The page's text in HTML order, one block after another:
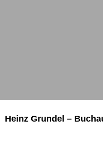
Heinz Grundel –